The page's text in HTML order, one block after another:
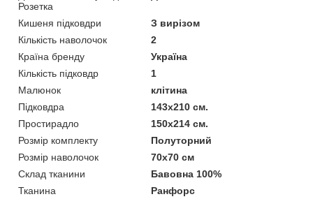
Розетка
Кишеня підковдри
З вирізом
Кількість наволочок
2
Країна бренду
Україна
Кількість підковдр
1
Малюнок
клітина
Підковдра
143х210 см.
Простирадло
150х214 см.
Розмір комплекту
Полуторний
Розмір наволочок
70х70 см
Склад тканини
Бавовна 100%
Тканина
Ранфорс